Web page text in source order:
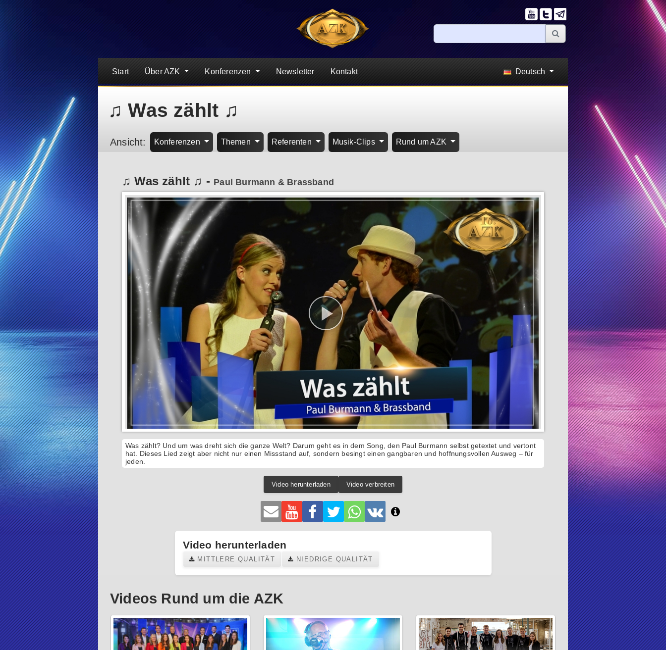
Start Über AZK Konferenzen Newsletter Kontakt Deutsch
♫ Was zählt ♫
Ansicht: Konferenzen Themen Referenten Musik-Clips Rund um AZK
♫ Was zählt ♫ - Paul Burmann & Brassband
Was zählt? Und um was dreht sich die ganze Welt? Darum geht es in dem Song, den Paul Burmann selbst getextet und vertont
hat. Dieses Lied zeigt aber nicht nur einen Missstand auf, sondern besingt einen gangbaren und hoffnungsvollen Ausweg ‒ für
jeden.
Video herunterladen Video verbreiten
Video herunterladen
MITTLERE QUALITÄT NIEDRIGE QUALITÄT
Videos Rund um die AZK